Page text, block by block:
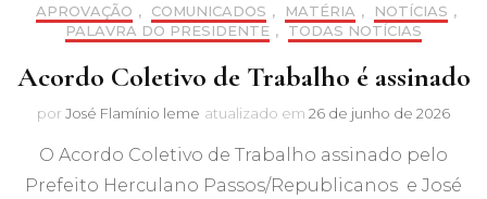
APROVAÇÃO , COMUNICADOS , MATÉRIA , NOTÍCIAS ,
PALAVRA DO PRESIDENTE , TODAS NOTÍCIAS
Acordo Coletivo de Trabalho é assinado
por José Flamínio leme atualizado em 26 de junho de 2026
O Acordo Coletivo de Trabalho assinado pelo
Prefeito Herculano Passos/Republicanos e José